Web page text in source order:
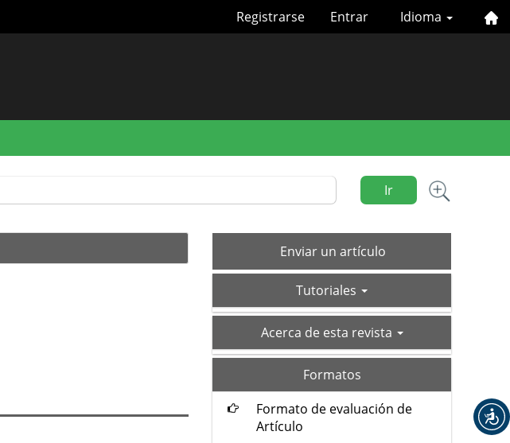
Idioma
Registrarse Entrar
Ir
Enviar
un
Enviar un artículo
Tutoriales
acerca-Acerca de esta revista
Formatos
Formato de evaluación de
Artículo